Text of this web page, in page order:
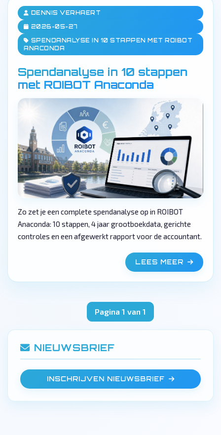
DENNIS VERHAERT
2026-05-27
SPENDANALYSE IN 10 STAPPEN MET ROIBOT
ANACONDA
Spendanalyse in 10 stappen
met ROIBOT Anaconda
Zo zet je een complete spendanalyse op in ROIBOT
Anaconda: 10 stappen, 4 jaar grootboekdata, gerichte
controles en een afgewerkt rapport voor de accountant.
LEES MEER
Pagina 1 van 1
NIEUWSBRIEF
INSCHRIJVEN NIEUWSBRIEF